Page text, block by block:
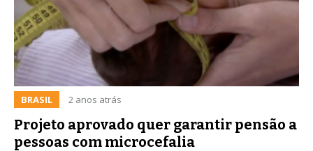
BRASIL 2 anos atrás
Projeto aprovado quer garantir pensão a
pessoas com microcefalia